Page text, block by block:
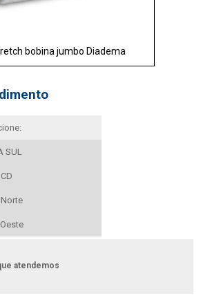
bobina jumbo Diadema
SUL
atendemos